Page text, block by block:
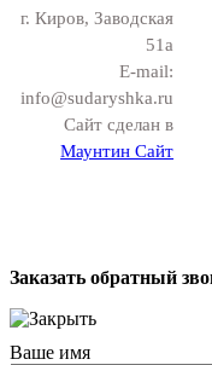
г. Киров, Заводская
51а
E-mail:
info@sudaryshka.ru
Сайт сделан в
Маунтин Сайт
Заказать обратный
Ваше имя